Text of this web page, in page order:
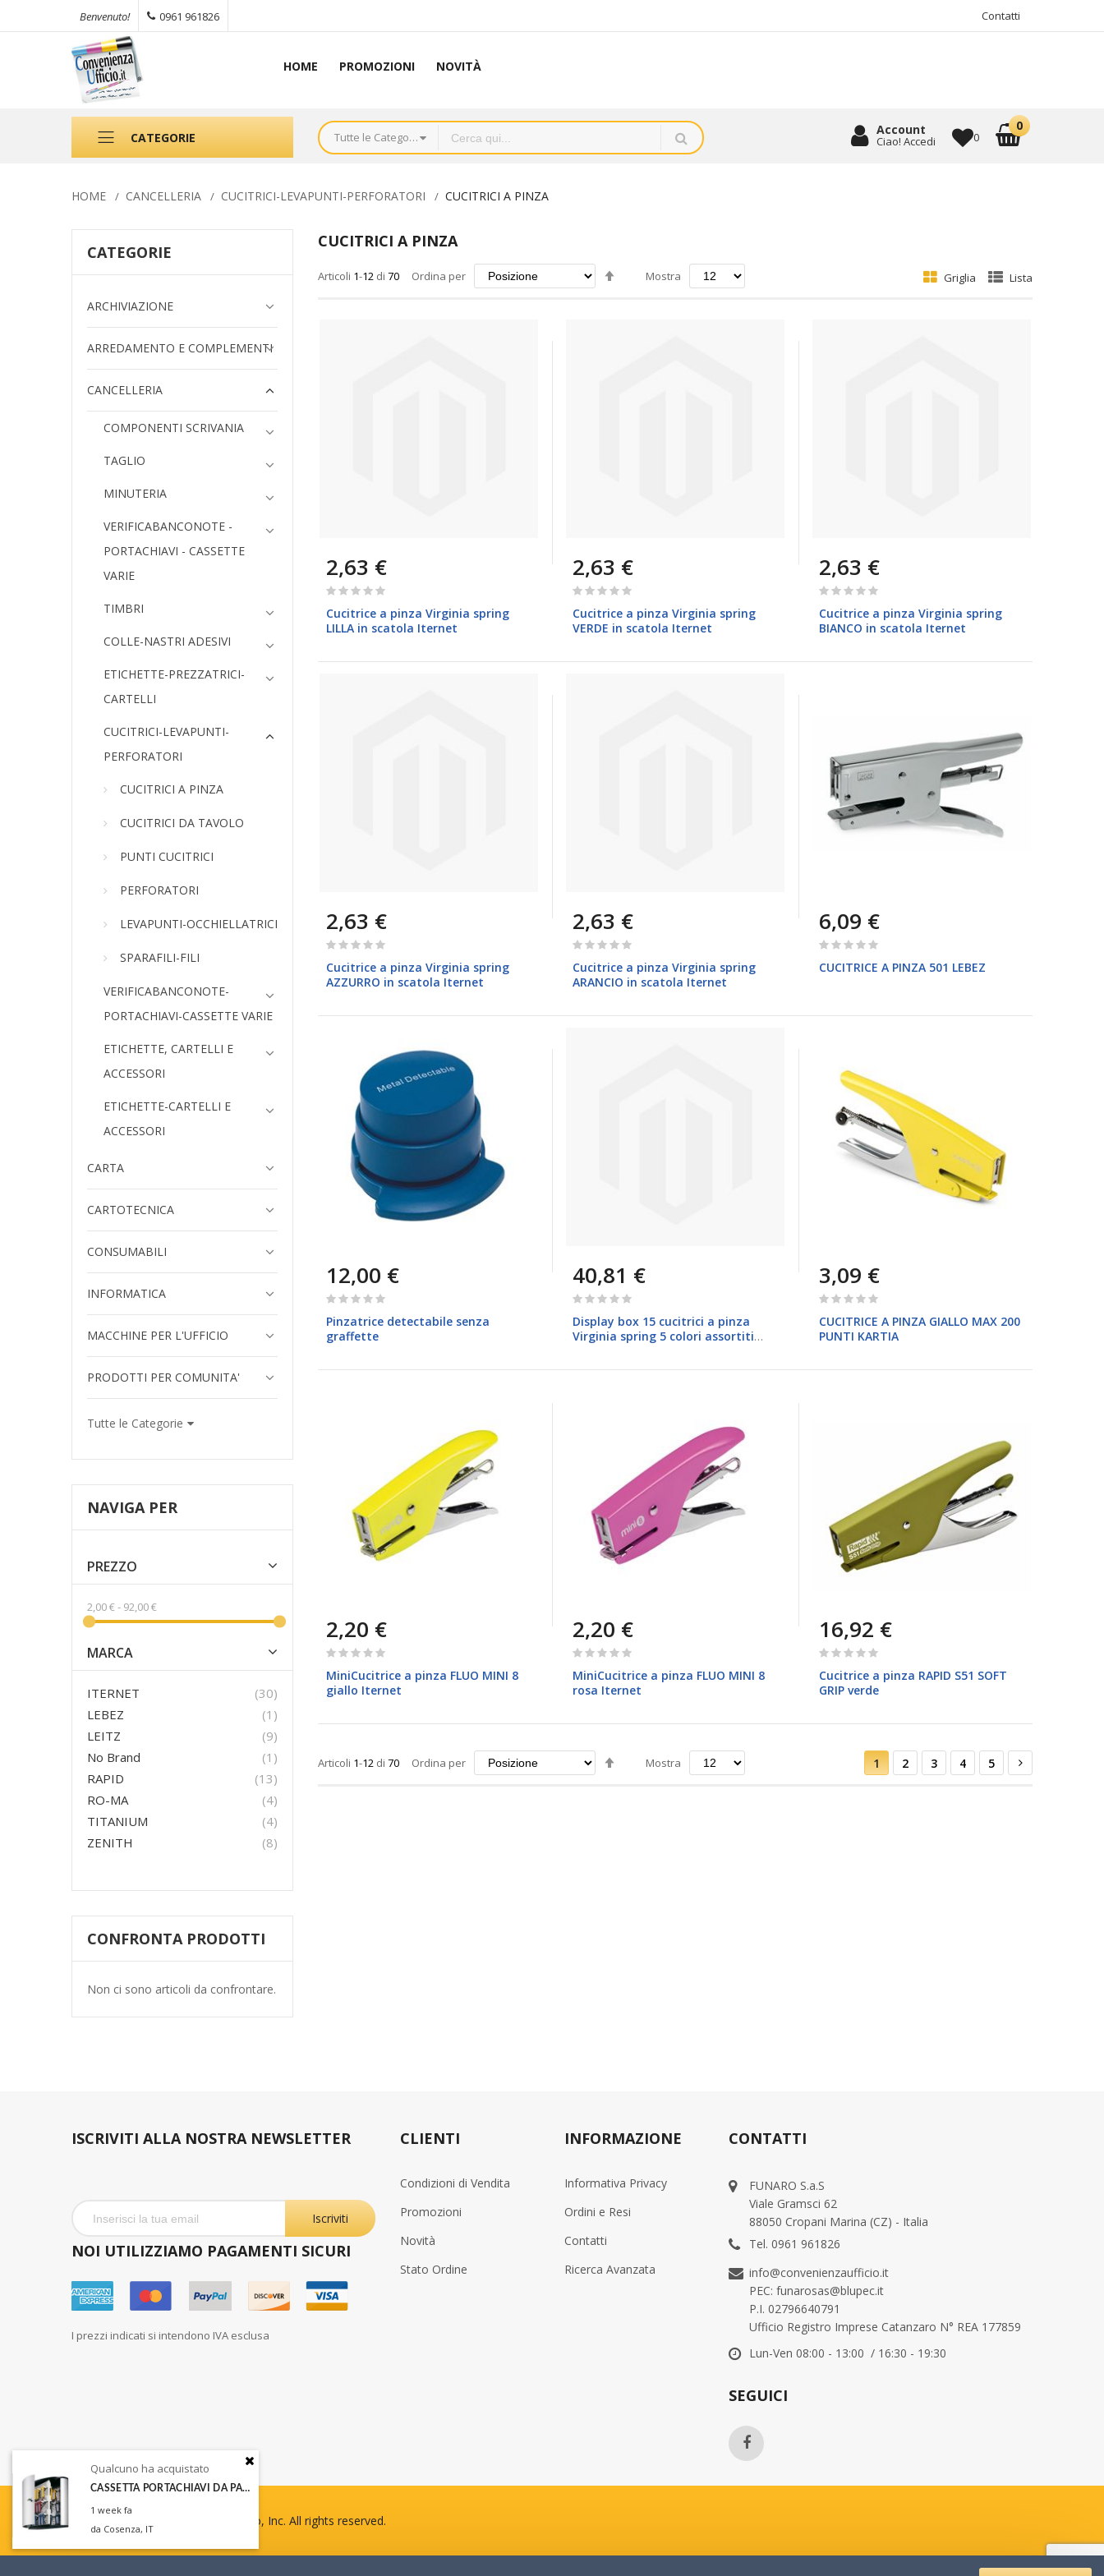
Benvenuto! 0961 961826 Contatti
HOME PROMOZIONI NOVITÀ
CATEGORIE Tutte le Categorie Account
Ciao! Accedi 0
HOME CANCELLERIA CUCITRICI-LEVAPUNTI-PERFORATORI CUCITRICI A PINZA
CUCITRICI A PINZA
Articoli 1-12 di 70 Ordina per
ImpostaMostra Griglia Lista
2,63 €
Rating:
Cucitrice a pinza Virginia spring
LILLA in scatola Iternet
2,63 €
Rating:
Cucitrice a pinza Virginia spring
VERDE in scatola Iternet
2,63 €
Rating:
Cucitrice a pinza Virginia spring
BIANCO in scatola Iternet
2,63 €
Rating:
Cucitrice a pinza Virginia spring
AZZURRO in scatola Iternet
2,63 €
Rating:
Cucitrice a pinza Virginia spring
ARANCIO in scatola Iternet
6,09 €
Rating:
CUCITRICE A PINZA 501 LEBEZ
12,00 €
Rating:
Pinzatrice detectabile senza
graffette
40,81 €
Rating:
Display box 15 cucitrici a pinza
Virginia spring 5 colori assortiti
3,09 €
Rating:
CUCITRICE A PINZA GIALLO MAX 200
PUNTI KARTIA
2,20 €
Rating:
MiniCucitrice a pinza FLUO MINI 8
giallo Iternet
2,20 €
Rating:
MiniCucitrice a pinza FLUO MINI 8
rosa Iternet
16,92 €
Rating:
Cucitrice a pinza RAPID S51 SOFT
GRIP verde
Articoli 1-12 di 70 Ordina per
ImpostaMostra
Pagina
Attualmente
stai
leggendo
1 Pagina
2 Pagina
3 Pagina
4 Pagina
5 Pagina
Successivo
CATEGORIE
ARCHIVIAZIONE
ARREDAMENTO E COMPLEMENTI
CANCELLERIA
COMPONENTI SCRIVANIA
TAGLIO
MINUTERIA
VERIFICABANCONOTE -
PORTACHIAVI - CASSETTE
VARIE
TIMBRI
COLLE-NASTRI ADESIVI
ETICHETTE-PREZZATRICI-
CARTELLI
CUCITRICI-LEVAPUNTI-
PERFORATORI
CUCITRICI A PINZA
CUCITRICI DA TAVOLO
PUNTI CUCITRICI
PERFORATORI
LEVAPUNTI-OCCHIELLATRICI
SPARAFILI-FILI
VERIFICABANCONOTE-
PORTACHIAVI-CASSETTE VARIE
ETICHETTE, CARTELLI E
ACCESSORI
ETICHETTE-CARTELLI E
ACCESSORI
CARTA
CARTOTECNICA
CONSUMABILI
INFORMATICA
MACCHINE PER L'UFFICIO
PRODOTTI PER COMUNITA'
Tutte le Categorie
NAVIGA PER
PREZZO
2,00 €- 92,00 €
MARCA
ITERNET 30prodotti
LEBEZ
1 elemento
LEITZ
9prodotti
No Brand
1 elemento
RAPID
13prodotti
RO-MA
4prodotti
TITANIUM
4prodotti
ZENITH
8prodotti
CONFRONTA PRODOTTI
Non ci sono articoli da confrontare.
ISCRIVITI ALLA NOSTRA NEWSLETTER
Iscriviti
NOI UTILIZZIAMO PAGAMENTI SICURI
I prezzi indicati si intendono IVA esclusa
CLIENTI
Condizioni di Vendita
Promozioni
Novità
Stato Ordine
INFORMAZIONE
Informativa Privacy
Ordini e Resi
Contatti
Ricerca Avanzata
CONTATTI
FUNARO S.a.S
Viale Gramsci 62
88050 Cropani Marina (CZ) - Italia
Tel. 0961 961826
info@convenienzaufficio.it
PEC: funarosas@blupec.it
P.I. 02796640791
Ufficio Registro Imprese Catanzaro N° REA 177859
Lun-Ven 08:00 - 13:00 / 16:30 - 19:30
SEGUICI
Copyright © 2013-present Magento, Inc. All rights reserved.
Qualcuno ha acquistato
CASSETTA PORTACHIAVI DA PARETE KEY BOX 54 DURABLE
1 week fa
da Cosenza, IT
10 Buste imbottite GOLD C 15X21cm UTILE avana MAIL LITE® SEALED AIR®
da Otranto , IT
10 Buste imbottite GOLD E 22X26cm UTILE avana MAIL LITE® SEALED AIR®Nastro adesivo 50mm x 66m Trasparente PP36NN Eurocel